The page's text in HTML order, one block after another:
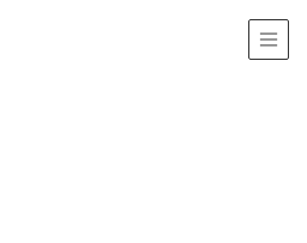
具着用管理責任者教育